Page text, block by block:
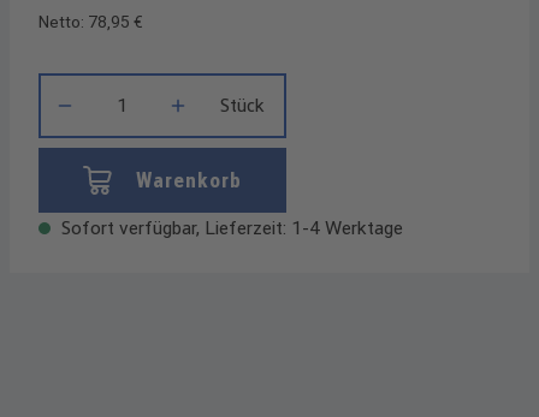
Netto: 78,95 €
Stück
Warenkorb
Sofort verfügbar, Lieferzeit: 1-4 Werktage